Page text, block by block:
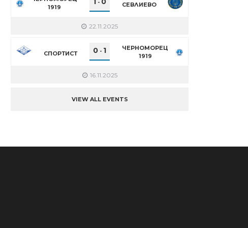
1919
- СЕВЛИЕВО
22.11.2025
СПОРТИСТ 0 - 1
ЧЕРНОМОРЕЦ
1919
16.11.2025
VIEW ALL EVENTS